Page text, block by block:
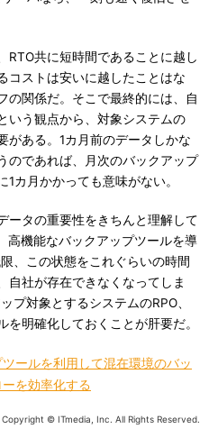
共に短時間であることに越し
コストは安いに越したことはな
の関係だ。そこで最終的には、自
いう観点から、対象システムの
がある。1カ月前のデータしかな
のであれば、月次のバックアップ
カ月かかっても意味がない。
タの重要性をきちんと理解して
高機能なバックアップツールを導
、この状態をこれぐらいの時間
自社が存在できなくなってしま
プ対象とするシステムのRPO、
を明確化しておくことが肝要だ。
ールを利用して混在環境のバッ
を効率化する
Copyright © ITmedia, Inc. All Rights Reserved.